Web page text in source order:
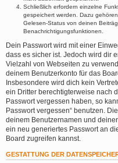
Schließlich erfordern einzelne
gespeichert werden. Dazu
Gelesen-Status von deinen
Benachrichtigungsfunktionen.
Dein Passwort wird mit einer
dass es sicher ist. Jedoch wird dir
Vielzahl von Webseiten zu
deinem Benutzerkonto für das
Insbesondere wird dich kein
ein Dritter berechtigterweise nach
Passwort vergessen haben, so
Passwort vergessen“ benutzen.
deinem Benutzernamen und
ein neu generiertes Passwort an
Board zugreifen kannst.
GESTATTUNG DER